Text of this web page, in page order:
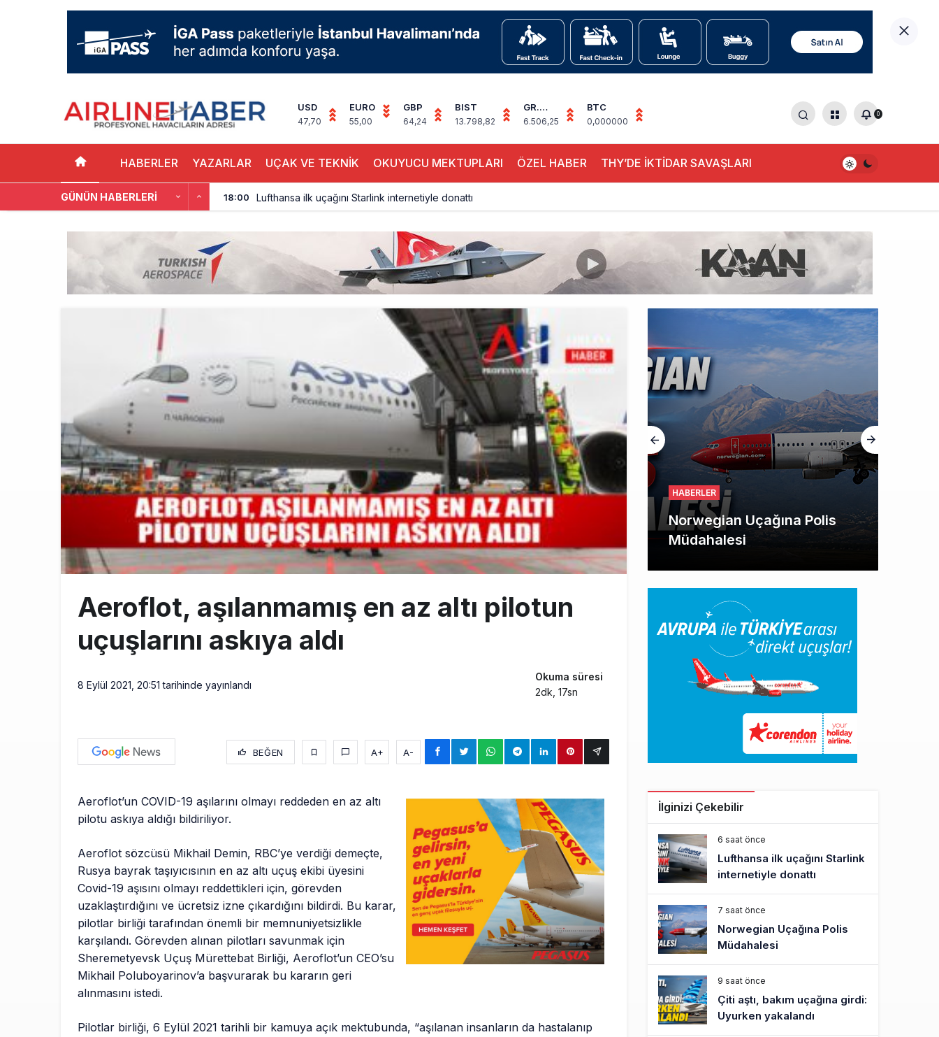
USD
47,70
EURO
55,00
GBP
64,24
BIST
13.798,82
GR.
ALTIN
6.506,25
BTC
0,000000
0
HABERLER YAZARLAR UÇAK VE TEKNİK OKUYUCU MEKTUPLARI ÖZEL HABER THY’DE İKTİDAR SAVAŞLARI
GÜNÜN HABERLERI 18:00 Lufthansa ilk uçağını Starlink internetiyle donattı
British Airways A380 seferlerini yüzde 28 azaltıyor
Çiti aştı, bakım uçağına girdi: Uyurken yakalandı
İki hayalet uçak, iki farklı görev: F-117 ve B-2
THY ve Pegasus Dünyanın En Değerli Havayolları Arasında
12:00 Fly Baghdad ABD yaptırım listesinden çıkarıldı
11:00 Elektrikli uçaklar Avrupa’da kısa rotalara hazırlanıyor
Aeroflot, aşılanmamış en az altı pilotun
uçuşlarını askıya aldı
8 Eylül 2021, 20:51 tarihinde yayınlandı
Okuma süresi
2dk, 17sn
BEĞEN A+ A-
Aeroflot’un COVID-19 aşılarını olmayı reddeden en az altı
pilotu askıya aldığı bildiriliyor.
Aeroflot sözcüsü Mikhail Demin, RBC’ye verdiği demeçte,
Rusya bayrak taşıyıcısının en az altı uçuş ekibi üyesini
Covid-19 aşısını olmayı reddettikleri için, görevden
uzaklaştırdığını ve ücretsiz izne çıkardığını bildirdi. Bu karar,
pilotlar birliği tarafından önemli bir memnuniyetsizlikle
karşılandı. Görevden alınan pilotları savunmak için
Sheremetyevsk Uçuş Mürettebat Birliği, Aeroflot’un CEO’su
Mikhail Poluboyarinov’a başvurarak bu kararın geri
alınmasını istedi.
Pilotlar birliği, 6 Eylül 2021 tarihli bir kamuya açık mektubunda, “aşılanan insanların da hastalanıp
HABERLER
Norwegian Uçağına Polis
Müdahalesi
İlginizi Çekebilir
6 saat önce
Lufthansa ilk uçağını Starlink
internetiyle donattı
7 saat önce
Norwegian Uçağına Polis
Müdahalesi
9 saat önce
Çiti aştı, bakım uçağına girdi:
Uyurken yakalandı